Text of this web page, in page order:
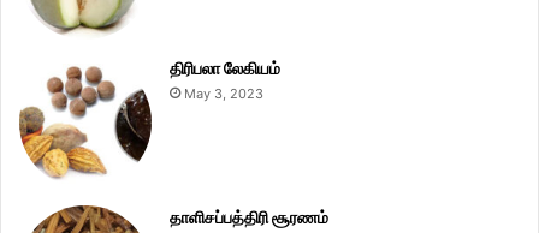
திரிபலா லேகியம்
May 3, 2023
தாளிசப்பத்திரி சூரணம்